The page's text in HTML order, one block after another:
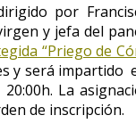
por
y jefa del
“Priego de
y será impartido
La
de inscripción.